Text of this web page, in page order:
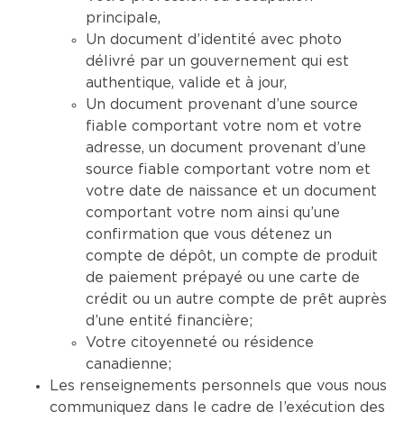
principale,
Un document d’identité avec photo
délivré par un gouvernement qui est
authentique, valide et à jour,
Un document provenant d’une source
fiable comportant votre nom et votre
adresse, un document provenant d’une
source fiable comportant votre nom et
votre date de naissance et un document
comportant votre nom ainsi qu’une
confirmation que vous détenez un
compte de dépôt, un compte de produit
de paiement prépayé ou une carte de
crédit ou un autre compte de prêt auprès
d’une entité financière;
Votre citoyenneté ou résidence
canadienne;
Les renseignements personnels que vous nous
communiquez dans le cadre de l’exécution des